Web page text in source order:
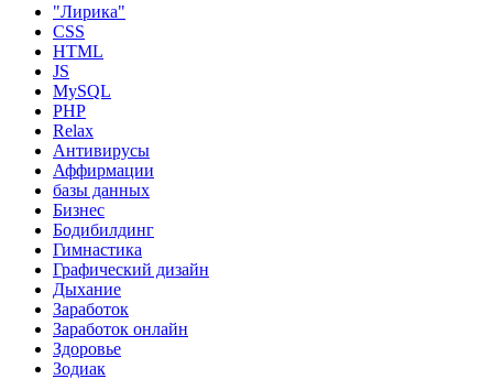
"Лирика"
CSS
HTML
JS
MySQL
PHP
Relax
Антивирусы
Аффирмации
базы данных
Бизнес
Бодибилдинг
Гимнастика
Графический дизайн
Дыхание
Заработок
Заработок онлайн
Здоровье
Зодиак